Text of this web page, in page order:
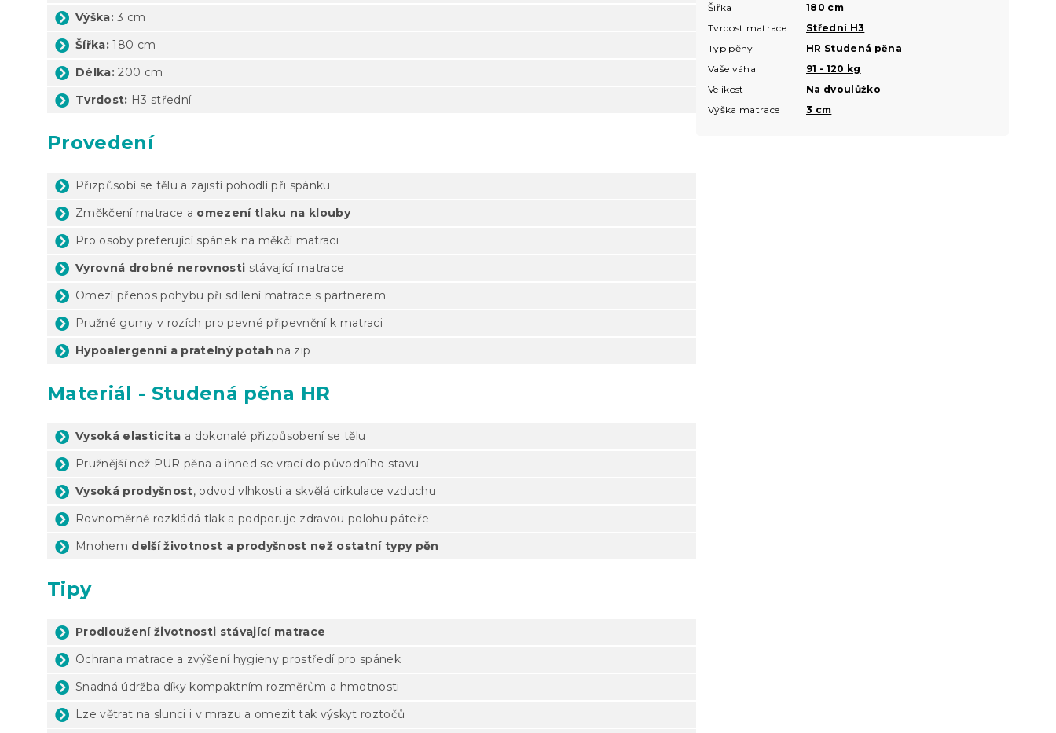
Výška:3 cm
Šířka: 180 cm
Délka:200 cm
Tvrdost: H3 střední
Provedení
Přizpůsobí se tělu a zajistí pohodlí při spánku
Změkčení matrace a omezení tlaku na klouby
Pro osoby preferující spánek na měkčí matraci
Vyrovná drobné nerovnosti stávající matrace
Omezí přenos pohybu při sdílení matrace s partnerem
Pružné gumy v rozích pro pevné připevnění k matraci
Hypoalergenní a pratelný potah na zip
Materiál - Studená pěna HR
Vysoká elasticita a dokonalé přizpůsobení se tělu
Pružnější než PUR pěna a ihned se vrací do původního stavu
Vysoká prodyšnost, odvod vlhkosti a skvělá cirkulace vzduchu
Rovnoměrně rozkládá tlak a podporuje zdravou polohu páteře
Mnohem delší životnost a prodyšnost než ostatní typy pěn
Tipy
Prodloužení životnosti stávající matrace
Ochrana matrace a zvýšení hygieny prostředí pro spánek
Snadná údržba díky kompaktním rozměrům a hmotnosti
Lze větrat na slunci i v mrazu a omezit tak výskyt roztočů
Šířka
180 cm
Tvrdost matrace
Střední H3
Typ pěny
HR Studená pěna
Vaše váha
91 - 120 kg
Velikost
Na dvoulůžko
Výška matrace
3 cm